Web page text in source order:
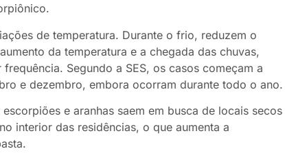
de temperatura. Durante o frio, reduzem o
da temperatura e a chegada das chuvas,
Segundo a SES, os casos começam a
e dezembro, embora ocorram durante todo o ano.
e aranhas saem em busca de locais secos
interior das residências, o que aumenta a